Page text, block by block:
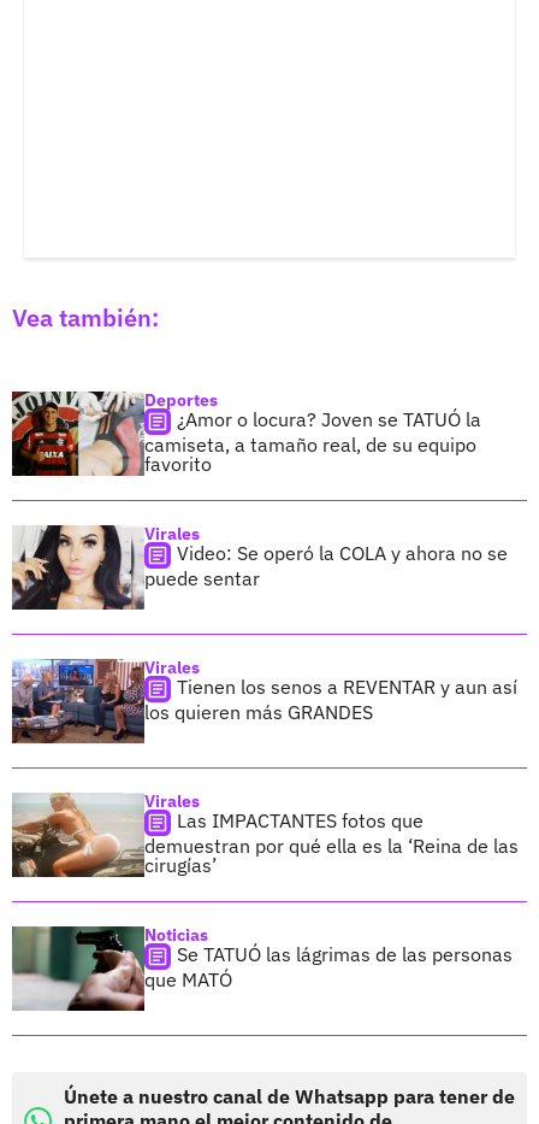
Vea también:
Deportes
¿Amor o locura? Joven se TATUÓ la
camiseta, a tamaño real, de su equipo
favorito
Virales
Video: Se operó la COLA y ahora no se
puede sentar
Virales
Tienen los senos a REVENTAR y aun así
los quieren más GRANDES
Virales
Las IMPACTANTES fotos que
demuestran por qué ella es la ‘Reina de las
cirugías’
Noticias
Se TATUÓ las lágrimas de las personas
que MATÓ
Únete a nuestro canal de Whatsapp para tener de